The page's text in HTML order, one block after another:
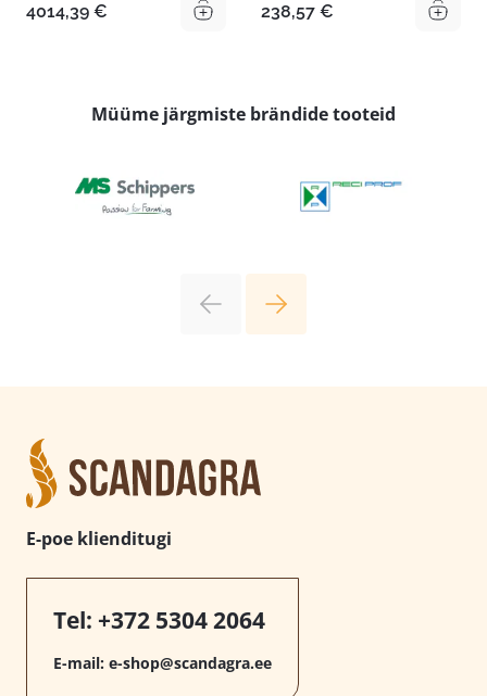
4014,39 € 238,57 €
Müüme järgmiste brändide tooteid
E-poe klienditugi
Tel: +372 5304 2064
E-mail: e-shop@scandagra.ee